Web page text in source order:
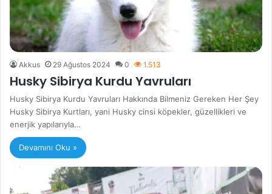
Akkus 29 Ağustos 2024 0 1.513
Husky Sibirya Kurdu Yavruları
Husky Sibirya Kurdu Yavruları Hakkında Bilmeniz Gereken Her Şey
Husky Sibirya Kurtları, yani Husky cinsi köpekler, güzellikleri ve
enerjik yapılarıyla…
Devamını Oku »